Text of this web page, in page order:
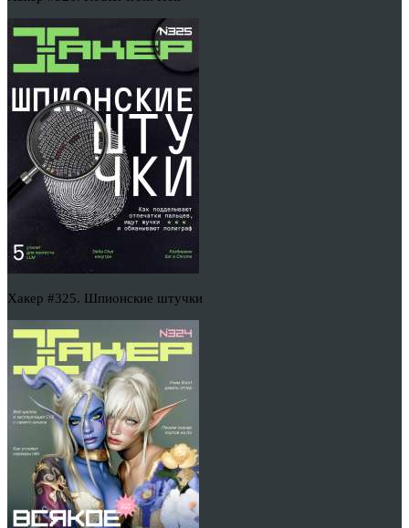
Хакер #325. Шпионские штучки